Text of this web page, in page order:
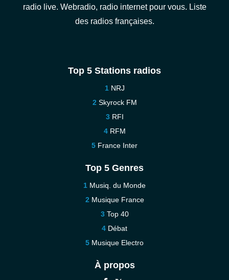
radio live. Webradio, radio internet pour vous. Liste
des radios françaises.
Top 5 Stations radios
NRJ
Skyrock FM
RFI
RFM
France Inter
Top 5 Genres
Musiq. du Monde
Musique France
Top 40
Débat
Musique Electro
À propos